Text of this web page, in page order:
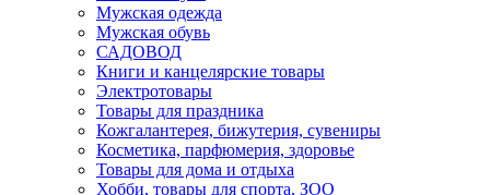
Мужская одежда
Мужская обувь
САДОВОД
Книги и канцелярские товары
Электротовары
Товары для праздника
Кожгалантерея, бижутерия, сувениры
Косметика, парфюмерия, здоровье
Товары для дома и отдыха
Хобби, товары для спорта, ЗОО